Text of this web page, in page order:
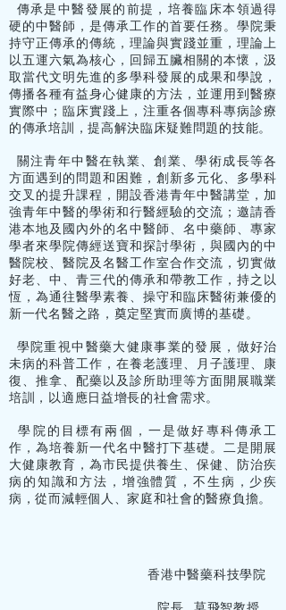
傳承是中醫發展的前提，培養臨床本領過得
硬的中醫師，是傳承工作的首要任務。學院秉
持守正傳承的傳統，理論與實踐並重，理論上
以五運六氣為核心，回歸五臟相關的本懷，汲
取當代文明先進的多學科發展的成果和學說，
傳播各種有益身心健康的方法，並運用到醫療
實際中；臨床實踐上，注重各個專科專病診療
的傳承培訓，提高解決臨床疑難問題的技能。
關注青年中醫在執業、創業、學術成長等各
方面遇到的問題和困難，創新多元化、多學科
交叉的提升課程，開設香港青年中醫講堂，加
強青年中醫的學術和行醫經驗的交流；邀請香
港本地及國內外的名中醫師、名中藥師、專家
學者來學院傳經送寶和探討學術，與國內的中
醫院校、醫院及名醫工作室合作交流，切實做
好老、中、青三代的傳承和帶教工作，持之以
恆，為通往醫學素養、操守和臨床醫術兼優的
新一代名醫之路，奠定堅實而廣博的基礎。
學院重視中醫藥大健康事業的發展，做好治
未病的科普工作，在養老護理、月子護理、康
復、推拿、配藥以及診所助理等方面開展職業
培訓，以適應日益增長的社會需求。
學院的目標有兩個，一是做好專科傳承工
作，為培養新一代名中醫打下基礎。二是開展
大健康教育，為市民提供養生、保健、防治疾
病的知識和方法，增強體質，不生病，少疾
病，從而減輕個人、家庭和社會的醫療負擔。
香港中醫藥科技學院